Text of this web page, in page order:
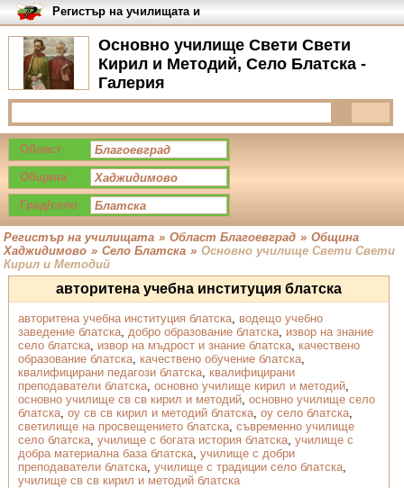
Oсновно училище Свети Свети
Кирил и Методий, Село Блатска -
Галерия
Регистър на училищата и
университетите в България
Област
Община
Град/село
Регистър на училищата » Област Благоевград » Община
Хаджидимово » Село Блатска » Oсновно училище Свети Свети
Кирил и Методий
авторитена учебна институция блатска
авторитена учебна институция блатска, водещо учебно
заведение блатска, добро образование блатска, извор на знание
село блатска, извор на мъдрост и знание блатска, качествено
образование блатска, качествено обучение блатска,
квалифицирани педагози блатска, квалифицирани
преподаватели блатска, основно училище кирил и методий,
основно училище св св кирил и методий, основно училище село
блатска, оу св св кирил и методий блатска, оу село блатска,
светилище на просвещението блатска, съвременно училище
село блатска, училище с богата история блатска, училище с
добра материална база блатска, училище с добри
преподаватели блатска, училище с традиции село блатска,
училище св св кирил и методий блатска